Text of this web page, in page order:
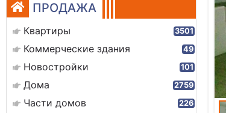
ПРОДАЖА
Квартиры 3501
Коммерческие здания 49
Новостройки 101
Дома 2759
Части домов 226